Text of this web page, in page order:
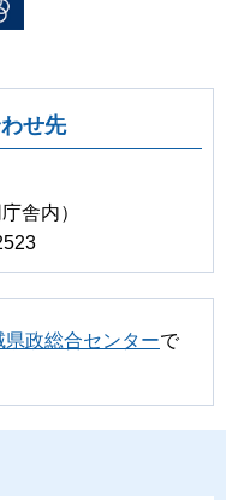
せ先
舎内）
県政総合センターで